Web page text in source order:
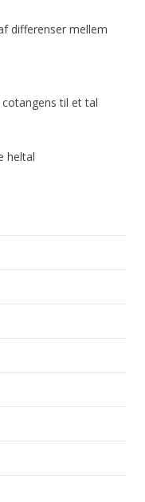
differenser mellem
til et tal
heltal